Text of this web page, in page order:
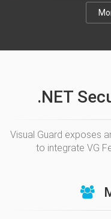
.NET
Visual Guard exposes
to integrate VG